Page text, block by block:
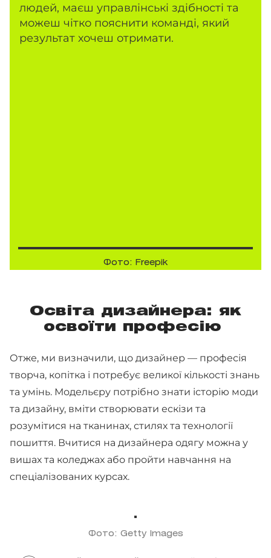
людей, маєш управлінські здібності та
можеш чітко пояснити команді, який
результат хочеш отримати.
Фото: Freepik
Освіта дизайнера: як
освоїти професію
Отже, ми визначили, що дизайнер — професія
творча, копітка і потребує великої кількості знань
та умінь. Модельєру потрібно знати історію моди
та дизайну, вміти створювати ескізи та
розумітися на тканинах, стилях та технології
пошиття. Вчитися на дизайнера одягу можна у
вишах та коледжах або пройти навчання на
спеціалізованих курсах.
Фото: Getty Images